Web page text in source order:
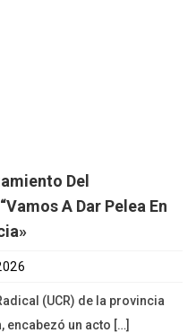
Del
A Dar Pelea En
(UCR) de la provincia
encabezó un acto […]